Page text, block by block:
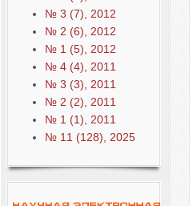
№ 3 (7), 2012
№ 2 (6), 2012
№ 1 (5), 2012
№ 4 (4), 2011
№ 3 (3), 2011
№ 2 (2), 2011
№ 1 (1), 2011
№ 11 (128), 2025